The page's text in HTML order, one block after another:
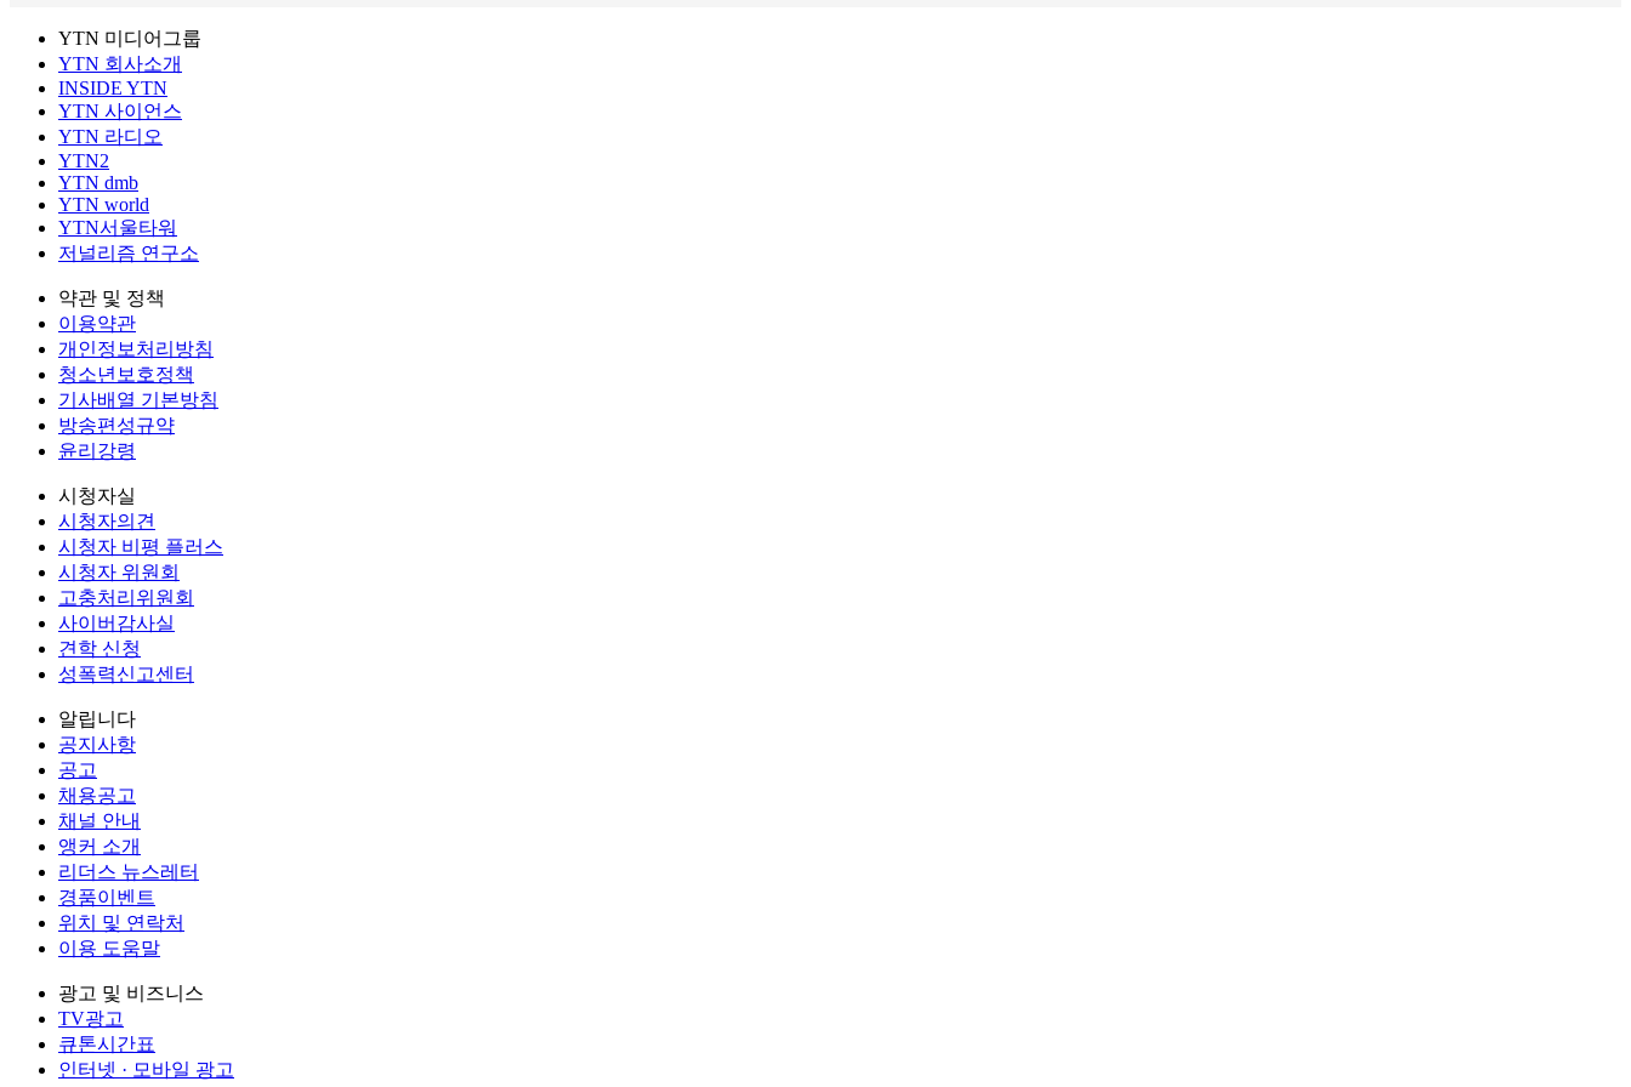
YTN 미디어그룹
YTN 회사소개
INSIDE YTN
YTN 사이언스
YTN 라디오
YTN2
YTN dmb
YTN world
YTN서울타워
저널리즘 연구소
약관 및 정책
이용약관
개인정보처리방침
청소년보호정책
기사배열 기본방침
방송편성규약
윤리강령
시청자실
시청자의견
시청자 비평 플러스
시청자 위원회
고충처리위원회
사이버감사실
견학 신청
성폭력신고센터
알립니다
공지사항
공고
채용공고
채널 안내
앵커 소개
리더스 뉴스레터
경품이벤트
위치 및 연락처
이용 도움말
광고 및 비즈니스
TV광고
큐톤시간표
인터넷 · 모바일 광고